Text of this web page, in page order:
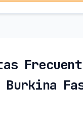
Burkina